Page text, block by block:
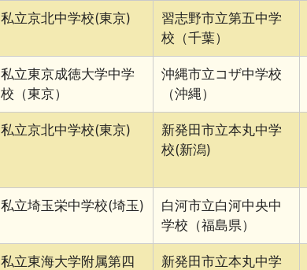
私立京北中学校(東京)
習志野市立第五中学
校（千葉）
私立東京成徳大学中学
校（東京）
沖縄市立コザ中学校
（沖縄）
私立京北中学校(東京)
新発田市立本丸中学
校(新潟)
私立埼玉栄中学校(埼玉)
白河市立白河中央中
学校（福島県）
私立東海大学附属第四
新発田市立本丸中学